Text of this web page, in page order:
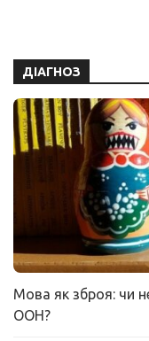
ДІАГНОЗ
Мова як зброя: чи
ООН?